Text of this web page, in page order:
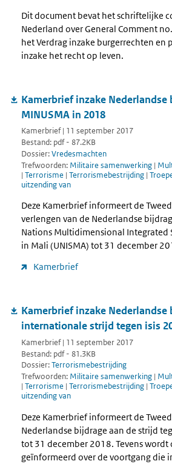
Dit document bevat het schriftelijke
Nederland over General Comment
het Verdrag inzake burgerrechten en
inzake het recht op leven.
Kamerbrief inzake Nederlandse
MINUSMA in 2018
Kamerbrief | 11 september 2017
Bestand: pdf - 87.2KB
Dossier:Vredesmachten
Trefwoorden: Militaire samenwerking |
| Terrorisme | Terrorismebestrijding |
uitzending van
Deze Kamerbrief informeert de
verlengen van de Nederlandse
Nations Multidimensional Integrated
in Mali (UNISMA) tot 31 december
Kamerbrief
Kamerbrief inzake Nederlandse
internationale strijd tegen isis
Kamerbrief | 11 september 2017
Bestand: pdf - 81.3KB
Dossier:Terrorismebestrijding
Trefwoorden: Militaire samenwerking |
| Terrorisme | Terrorismebestrijding |
uitzending van
Deze Kamerbrief informeert de
Nederlandse bijdrage aan de strijd
tot 31 december 2018. Tevens wordt
geïnformeerd over de voortgang die